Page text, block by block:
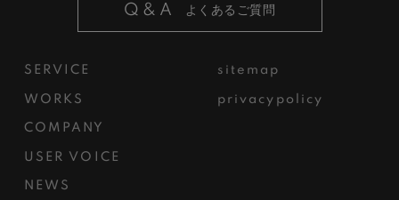
SERVICE
WORKS
COMPANY
USER VOICE
NEWS
sitemap
privacypolicy
Q&A よくあるご質問